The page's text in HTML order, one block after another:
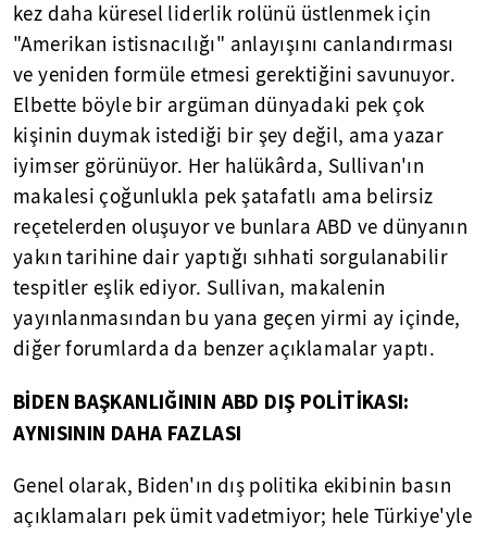
kez daha küresel liderlik rolünü üstlenmek için
"Amerikan istisnacılığı" anlayışını canlandırması
ve yeniden formüle etmesi gerektiğini savunuyor.
Elbette böyle bir argüman dünyadaki pek çok
kişinin duymak istediği bir şey değil, ama yazar
iyimser görünüyor. Her halükârda, Sullivan'ın
makalesi çoğunlukla pek şatafatlı ama belirsiz
reçetelerden oluşuyor ve bunlara ABD ve dünyanın
yakın tarihine dair yaptığı sıhhati sorgulanabilir
tespitler eşlik ediyor. Sullivan, makalenin
yayınlanmasından bu yana geçen yirmi ay içinde,
diğer forumlarda da benzer açıklamalar yaptı.
BİDEN BAŞKANLIĞININ ABD DIŞ POLİTİKASI:
AYNISININ DAHA FAZLASI
Genel olarak, Biden'ın dış politika ekibinin basın
açıklamaları pek ümit vadetmiyor; hele Türkiye'yle